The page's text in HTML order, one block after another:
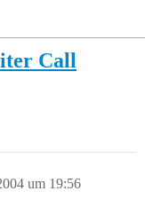
Call
um 19:56